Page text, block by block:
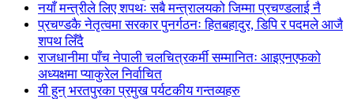
नयाँ मन्त्रीले लिए शपथः सबै मन्त्रालयको जिम्मा प्रचण्डलाई नै
प्रचण्डकै नेतृत्वमा सरकार पुनर्गठनः हितबहादुर, डिपि र पदमले आजै
शपथ लिँदै
राजधानीमा पाँच नेपाली चलचित्रकर्मी सम्मानितः आइएनएफको
अध्यक्षमा प्याकुरेल निर्वाचित
यी हुन् भरतपुरका प्रमुख पर्यटकीय गन्तव्यहरु